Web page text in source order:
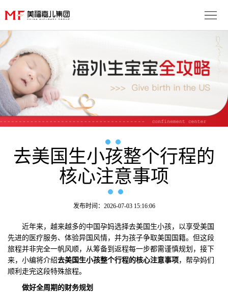
子
优
势
服
务
流
月
子
成
们
评
去美国生小孩整个行程的
核心注意事项
发布时间：2026-07-03 15:16:06
近年来，越来越多的中国孕妈选择去美国生小孩，以享受美国
先进的医疗服务、体验异国风情，并为孩子争取美国国籍。但这段
旅程并非完全一帆风顺，从筹备到返程每一步都需谨慎规划，接下
来，小编将介绍去美国生小孩整个行程的核心注意事项，帮孕妈们
顺利走完这段特殊旅程。
做好全周期 的财务规划‌